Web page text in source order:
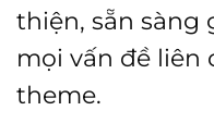
thiện, sẵn sàng
mọi vấn đề liên
theme.